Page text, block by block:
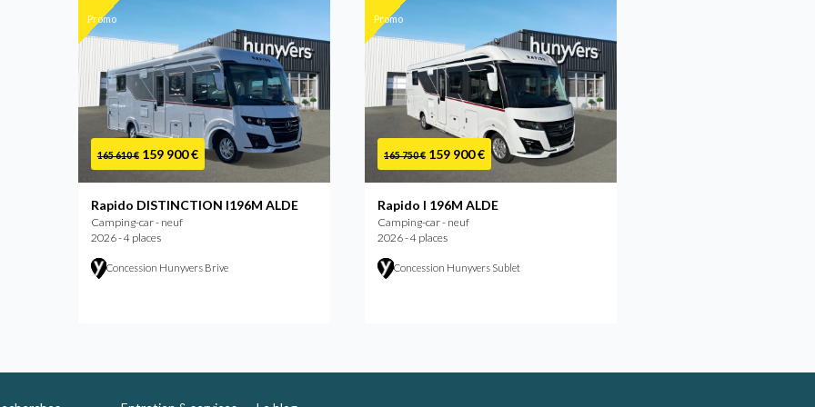
Promo
165 610 € 159 900 €
Rapido DISTINCTION I196M ALDE
Camping-car - neuf
2026 - 4 places
Concession Hunyvers Brive
Promo
165 750 € 159 900 €
Rapido I 196M ALDE
Camping-car - neuf
2026 - 4 places
Concession Hunyvers Sublet